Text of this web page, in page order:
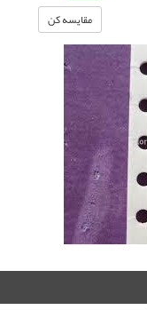
مقایسه کن